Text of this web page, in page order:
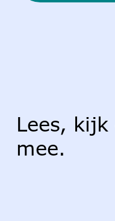
Lees,
mee.